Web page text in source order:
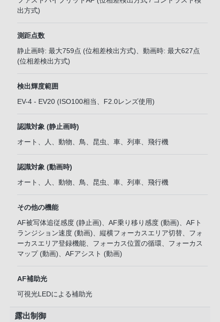
出方式)
測距点数
静止画時: 最大759点 (位相差検出方式)、動画時: 最大627点
(位相差検出方式)
検出輝度範囲
EV-4 - EV20 (ISO100相当、F2.0レンズ使用)
認識対象 (静止画時)
オート、人、動物、鳥、昆虫、車、列車、飛行機
認識対象 (動画時)
オート、人、動物、鳥、昆虫、車、列車、飛行機
その他の機能
AF被写体追従感度 (静止画)、AF乗り移り感度 (動画)、AFト
ランジション速度 (動画)、縦横フォーカスエリア切替、フォ
ーカスエリア登録機能、フォーカス位置の循環、フォーカス
マップ (動画)、AFアシスト (動画)
AF補助光
可視光LEDによる補助光
露出制御